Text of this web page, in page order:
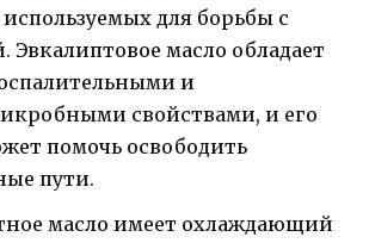
для борьбы с
Эвкалиптовое масло обладает
и
свойствами, и его
помочь освободить
пути.
масло имеет охлаждающий